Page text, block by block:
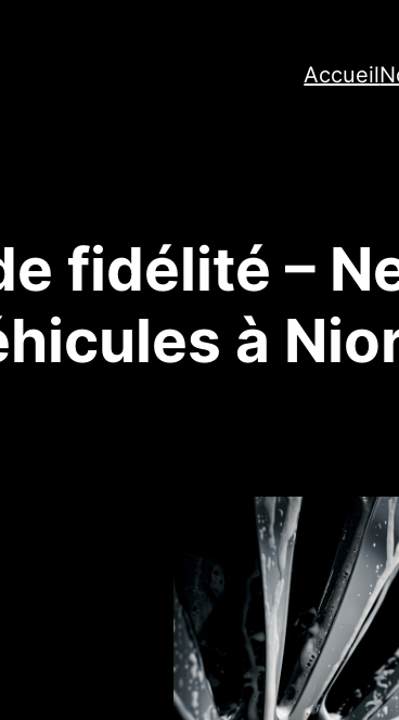
Accueil
fidélité –
à